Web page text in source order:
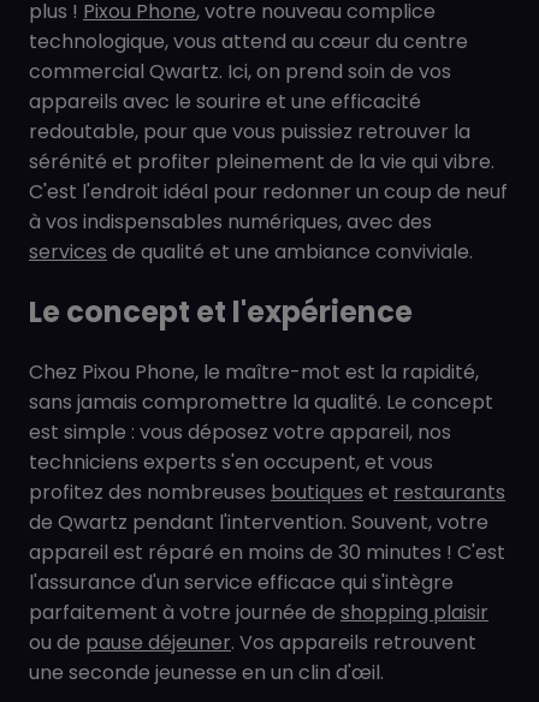
plus ! Pixou Phone, votre nouveau complice
technologique, vous attend au cœur du centre
commercial Qwartz. Ici, on prend soin de vos
appareils avec le sourire et une efficacité
redoutable, pour que vous puissiez retrouver la
sérénité et profiter pleinement de la vie qui vibre.
C'est l'endroit idéal pour redonner un coup de neuf
à vos indispensables numériques, avec des
services de qualité et une ambiance conviviale.
Le concept et l'expérience
Chez Pixou Phone, le maître-mot est la rapidité,
sans jamais compromettre la qualité. Le concept
est simple : vous déposez votre appareil, nos
techniciens experts s'en occupent, et vous
profitez des nombreuses boutiques et restaurants
de Qwartz pendant l'intervention. Souvent, votre
appareil est réparé en moins de 30 minutes ! C'est
l'assurance d'un service efficace qui s'intègre
parfaitement à votre journée de shopping plaisir
ou de pause déjeuner. Vos appareils retrouvent
une seconde jeunesse en un clin d'œil.